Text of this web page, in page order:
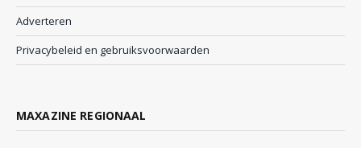
Adverteren
Privacybeleid en gebruiksvoorwaarden
MAXAZINE REGIONAAL